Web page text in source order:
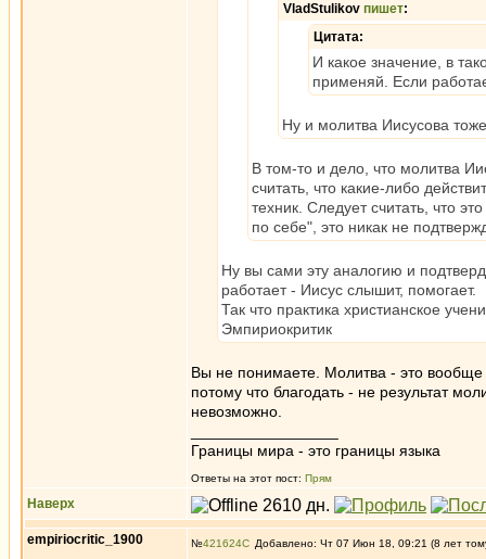
VladStulikov пишет:
Цитата:
И какое значение, в
применяй. Если
Ну и молитва Иисусова
В том-то и дело, что молитва
считать, что какие-либо
техник. Следует считать, что
по себе", это никак не
Ну вы сами эту аналогию и
работает - Иисус слышит, помогает.
Так что практика христианское
Эмпириокритик
Вы не понимаете. Молитва - это вообще
потому что благодать - не результат
невозможно.
Границы мира - это границы языка
Ответы на этот пост: Прям
Наверх
empiriocritic_1900 №421624 Добавлено: Чт 07 Июн 18, 09:21 (8 лет